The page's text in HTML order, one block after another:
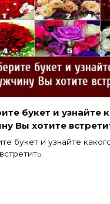
букет и узнайте
Вы хотите
букет и узнайте